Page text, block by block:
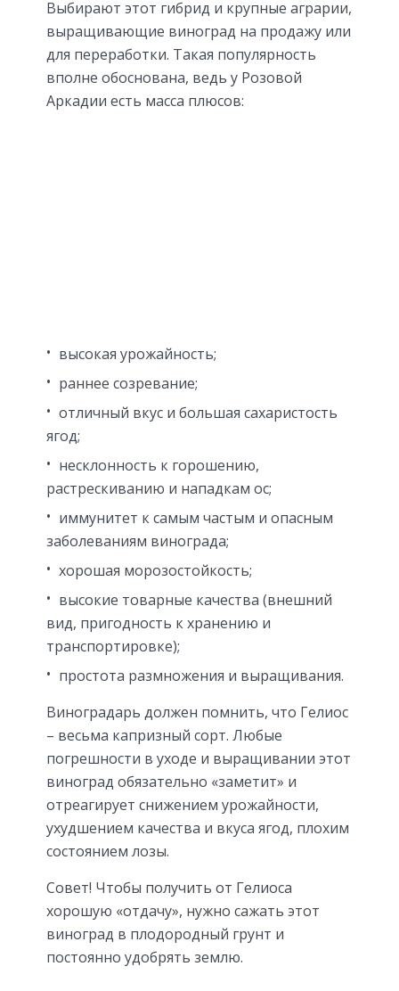
Выбирают этот гибрид и крупные аграрии,
выращивающие виноград на продажу или
для переработки. Такая популярность
вполне обоснована, ведь у Розовой
Аркадии есть масса плюсов:
высокая урожайность;
раннее созревание;
отличный вкус и большая сахаристость
ягод;
несклонность к горошению,
растрескиванию и нападкам ос;
иммунитет к самым частым и опасным
заболеваниям винограда;
хорошая морозостойкость;
высокие товарные качества (внешний
вид, пригодность к хранению и
транспортировке);
простота размножения и выращивания.
Виноградарь должен помнить, что Гелиос
– весьма капризный сорт. Любые
погрешности в уходе и выращивании этот
виноград обязательно «заметит» и
отреагирует снижением урожайности,
ухудшением качества и вкуса ягод, плохим
состоянием лозы.
Совет! Чтобы получить от Гелиоса
хорошую «отдачу», нужно сажать этот
виноград в плодородный грунт и
постоянно удобрять землю.